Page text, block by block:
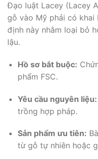
Đạo luật Lacey (Lacey
gỗ vào Mỹ phải có khai
định này nhằm loại bỏ
lậu.
Hồ sơ bắt buộc:
phẩm FSC.
Yêu cầu nguyên liệu:
trồng hợp pháp.
Sản phẩm ưu tiên:
từ gỗ tự nhiên hoặc